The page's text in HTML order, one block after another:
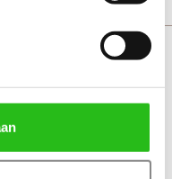
Vanaf € 398,-